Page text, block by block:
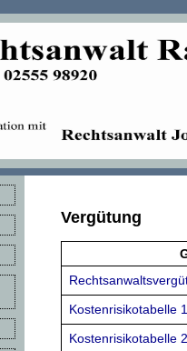
Vergütung
Kostenrisikotabelle
Kostenrisikotabelle